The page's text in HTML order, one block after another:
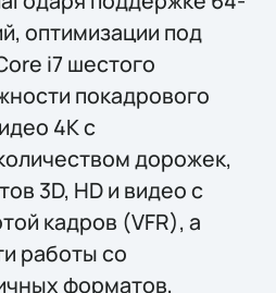
оптимизации под
i7 шестого
покадрового
4К с
дорожек,
3D, HD и видео с
кадров (VFR), а
работы со
форматов,